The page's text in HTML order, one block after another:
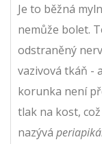
Je to běžná
nemůže bolet.
odstraněný
vazivová tkáň -
korunka není
tlak na kost,
nazývá